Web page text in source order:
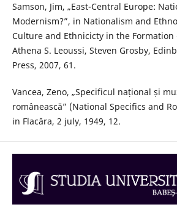
Samson, Jim, „East-Central Europe:
Modernism?”, in Nationalism and
Culture and Ethnicicty in the Formation
Athena S. Leoussi, Steven Grosby,
Press, 2007, 61.
Vancea, Zeno, „Specificul național și
românească” (National Specifics and
in Flacăra, 2 july, 1949, 12.